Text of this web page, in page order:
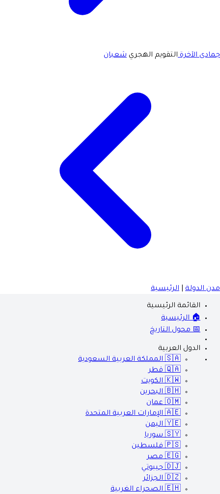
جمادى الآخرةالتقويم الهجري شعبان
مدن الدولة الرئيسية
القائمة الرئيسية
🏠 الرئيسية
📅 محول التاريخ
الدول العربية
🇸🇦 المملكة العربية السعودية
🇶🇦 قطر
🇰🇼 الكويت
🇧🇭 البحرين
🇴🇲 عمان
🇦🇪 الإمارات العربية المتحدة
🇾🇪 اليمن
🇸🇾 سوريا
🇵🇸 فلسطين
🇪🇬 مصر
🇩🇯 جيبوتي
🇩🇿 الجزائر
🇪🇭 الصحراء الغربية